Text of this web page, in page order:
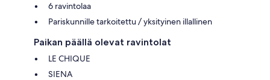
6 ravintolaa
Pariskunnille tarkoitettu / yksityinen illallinen
Paikan päällä olevat ravintolat
LE CHIQUE
SIENA